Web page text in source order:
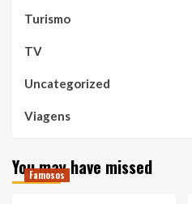
Turismo
TV
Uncategorized
Viagens
You may have missed
Famosos